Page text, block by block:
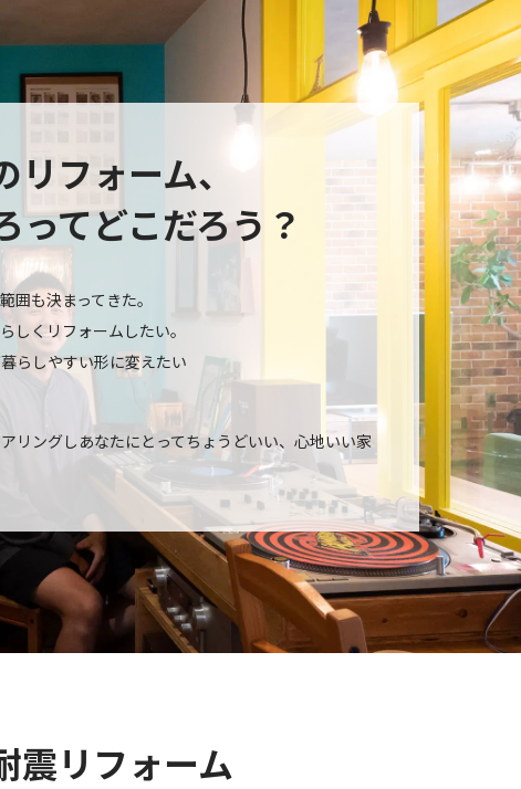
リフォーム、
ってどこだろう？
囲も決まってきた。
しくリフォームしたい。
らしやすい形に変えたい
リングしあなたにとってちょうどいい、心地いい家
震リフォーム